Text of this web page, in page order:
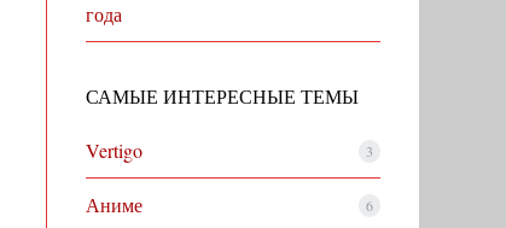
года
САМЫЕ ИНТЕРЕСНЫЕ ТЕМЫ
Vertigo 3
Аниме 6